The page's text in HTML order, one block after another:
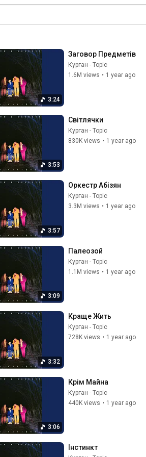
3:24
Заговор Предметів
Курган - Topic
1.6M views • 1 year ago
3:53
Світлячки
Курган - Topic
830K views • 1 year ago
3:57
Оркестр Абізян
Курган - Topic
3.3M views • 1 year ago
3:09
Палеозой
Курган - Topic
1.1M views • 1 year ago
3:32
Краще Жить
Курган - Topic
728K views • 1 year ago
3:06
Крім Майна
Курган - Topic
440K views • 1 year ago
Інстинкт